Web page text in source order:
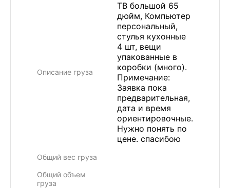
Описание груза
ТВ большой 65
дюйм, Компьютер
персональный,
стулья кухонные
4 шт, вещи
упакованные в
коробки (много).
Примечание:
Заявка пока
предварительная,
дата и время
ориентировочные.
Нужно понять по
цене. спасибою
Общий вес груза
Общий объем
груза